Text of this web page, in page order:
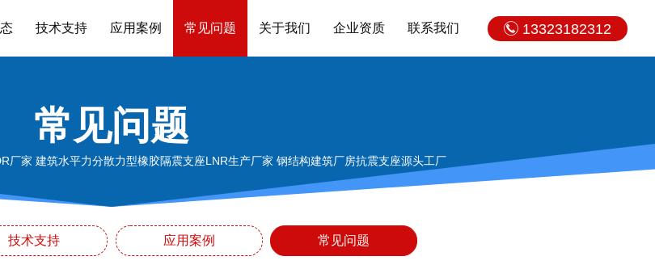
13323182312
技术支持 应用案例 常见问题 关于我们 企业资质 联系我们
常见问题
厂家 建筑水平力分散力型橡胶隔震支座LNR生产厂家 钢结构建筑厂房抗震支座源头工厂
技术支持 应用案例 常见问题